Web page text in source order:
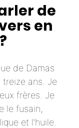
de
en
de Damas
treize ans. Je
frères. Je
le fusain,
et l’huile.